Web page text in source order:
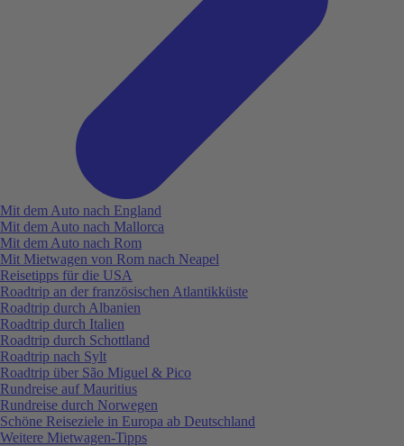
Mit dem Auto nach England
Mit dem Auto nach Mallorca
Mit dem Auto nach Rom
Mit Mietwagen von Rom nach Neapel
Reisetipps für die USA
Roadtrip an der französischen Atlantikküste
Roadtrip durch Albanien
Roadtrip durch Italien
Roadtrip durch Schottland
Roadtrip nach Sylt
Roadtrip über São Miguel & Pico
Rundreise auf Mauritius
Rundreise durch Norwegen
Schöne Reiseziele in Europa ab Deutschland
Weitere Mietwagen-Tipps